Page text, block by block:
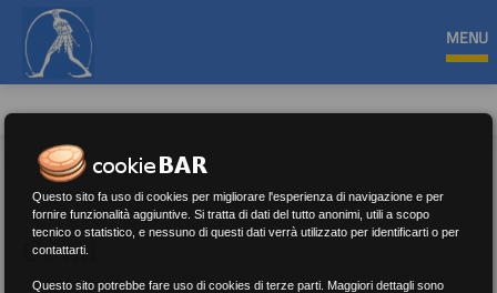
MENU
Covid
Questo sito fa uso di cookies per migliorare l'esperienza di navigazione e per
fornire funzionalità aggiuntive. Si tratta di dati del tutto anonimi, utili a scopo
tecnico o statistico, e nessuno di questi dati verrà utilizzato per identificarti o per
contattarti.
Questo sito potrebbe fare uso di cookies di terze parti. Maggiori dettagli sono